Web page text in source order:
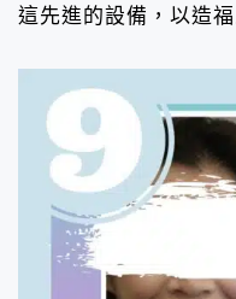
這先進的設備，以造福